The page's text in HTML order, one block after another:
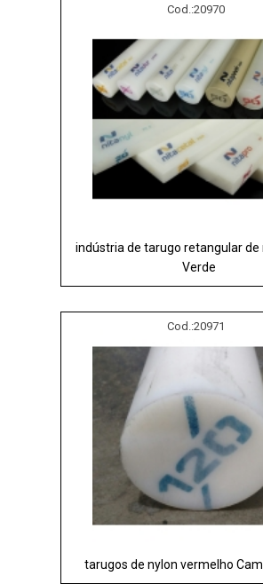
Cod.:20970
indústria de tarugo retangular de
Verde
Cod.:20971
tarugos de nylon vermelho